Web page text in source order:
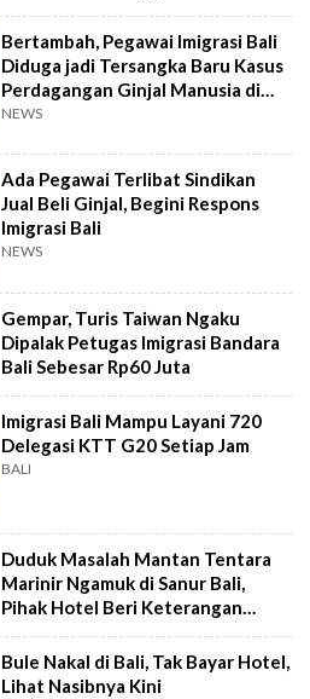
Bertambah, Pegawai Imigrasi Bali
Diduga jadi Tersangka Baru Kasus
Perdagangan Ginjal Manusia di
Kamboja
NEWS
Ada Pegawai Terlibat Sindikan
Jual Beli Ginjal, Begini Respons
Imigrasi Bali
NEWS
Gempar, Turis Taiwan Ngaku
Dipalak Petugas Imigrasi Bandara
Bali Sebesar Rp60 Juta
Imigrasi Bali Mampu Layani 720
Delegasi KTT G20 Setiap Jam
BALI
Duduk Masalah Mantan Tentara
Marinir Ngamuk di Sanur Bali,
Pihak Hotel Beri Keterangan
Begini
Bule Nakal di Bali, Tak Bayar Hotel,
Lihat Nasibnya Kini